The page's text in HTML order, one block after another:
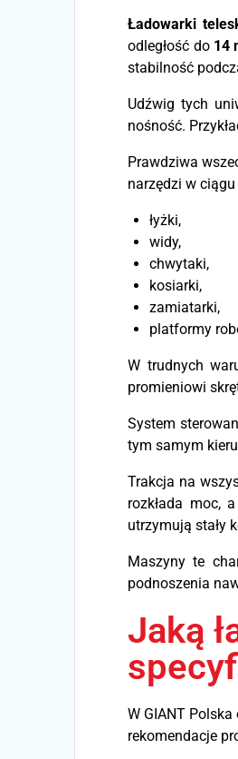
Ładowarki
odległość do 14
stabilność
Udźwig tych
nośność.
Prawdziwa
narzędzi w
łyżki,
widy,
chwytaki,
kosiarki,
zamiatarki,
platformy
W trudnych
promieniowi
System
tym samym
Trakcja na
rozkłada moc,
utrzymują stały
Maszyny te
podnoszenia
Jaką
W GIANT
rekomendacje